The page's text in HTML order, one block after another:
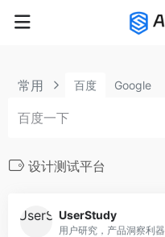
常用 百度 Google
设计测试平台
UserStudy
用户研究，产品洞察利器